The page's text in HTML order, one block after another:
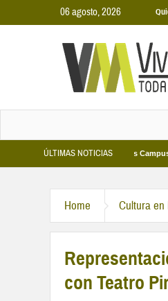
06 agosto, 2026
ÚLTIMAS NOTICIAS
2026 Los Campus de
Home Cultura en
con Teatro